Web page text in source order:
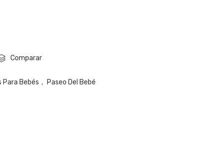
Comparar
Bebés , Paseo Del Bebé